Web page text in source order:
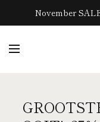
November